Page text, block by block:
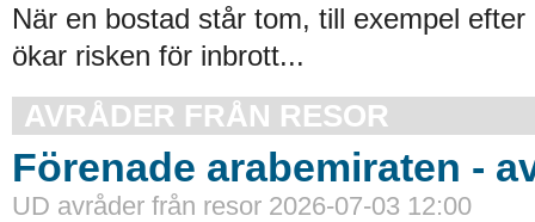
När en bostad står tom, till exempel
ökar risken för inbrott...
AVRÅDER FRÅN RESOR
Förenade arabemiraten -
UD avråder från resor 2026-07-03 12:00